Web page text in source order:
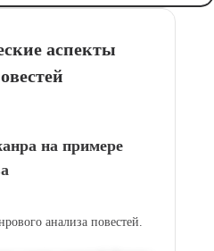
аспекты
на примере
анализа повестей.